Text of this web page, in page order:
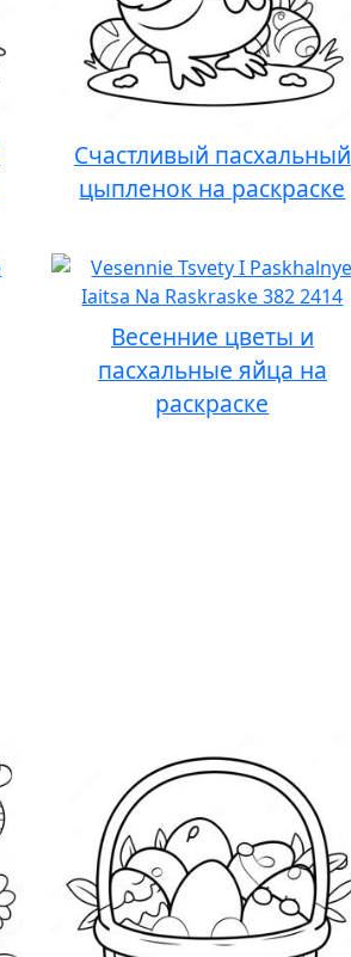
Счастливый пасхальный
цыпленок на раскраске
Весенние цветы и
пасхальные яйца на
раскраске